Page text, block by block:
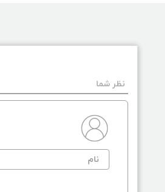
نظر شما